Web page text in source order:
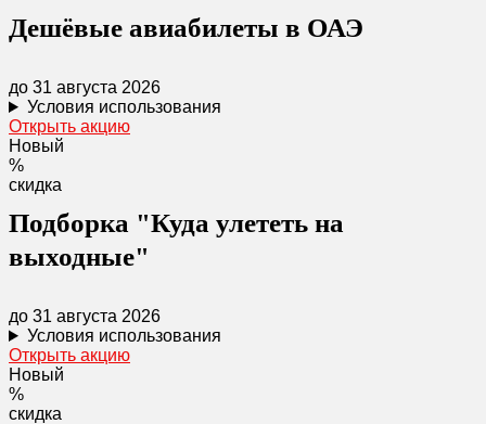
Дешёвые авиабилеты в ОАЭ
до 31 августа 2026
Условия использования
Открыть акцию
Новый
%
скидка
Подборка "Куда улететь на
выходные"
до 31 августа 2026
Условия использования
Открыть акцию
Новый
%
скидка